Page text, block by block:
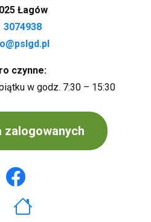
Łagów
3074938
czynne:
w godz. 7:30 – 15:30
zalogowanych